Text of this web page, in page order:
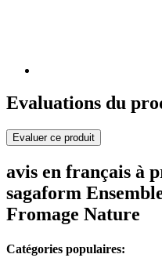
Evaluations du
Evaluer ce produit
avis en français à
sagaform
Fromage Nature
Catégories populaires: